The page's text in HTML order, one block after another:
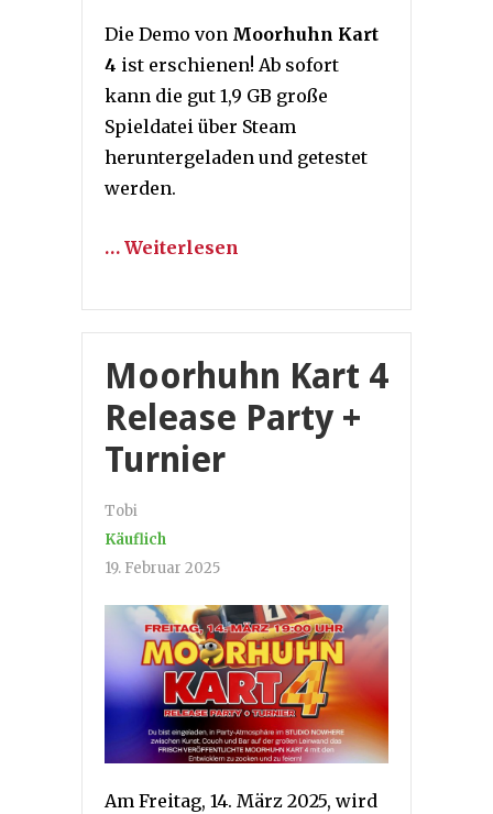
Die Demo von Moorhuhn Kart
4 ist erschienen! Ab sofort
kann die gut 1,9 GB große
Spieldatei über Steam
heruntergeladen und getestet
werden.
… Weiterlesen
Moorhuhn Kart 4
Release Party +
Turnier
Tobi
Käuflich
19. Februar 2025
Am Freitag, 14. März 2025, wird